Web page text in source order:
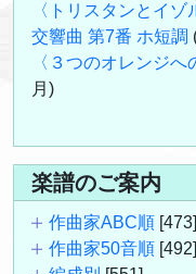
〈トリスタンとイ
交響曲 第7番 ホ短調
〈３つのオレンジ
月)
楽譜のご案内
作曲家ABC順 [473]
作曲家50音順 [492]